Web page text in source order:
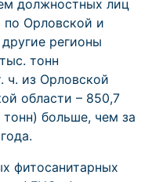
должностных лиц
по Орловской и
регионы
тонн
ч. из Орловской
области – 850,7
больше, чем за
фитосанитарных